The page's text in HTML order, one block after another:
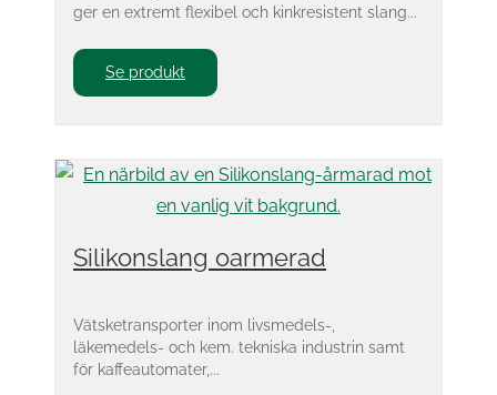
ger en extremt flexibel och kinkresistent slang...
Se produkt
Silikonslang oarmerad
Vätsketransporter inom livsmedels-,
läkemedels- och kem. tekniska industrin samt
för kaffeautomater,...